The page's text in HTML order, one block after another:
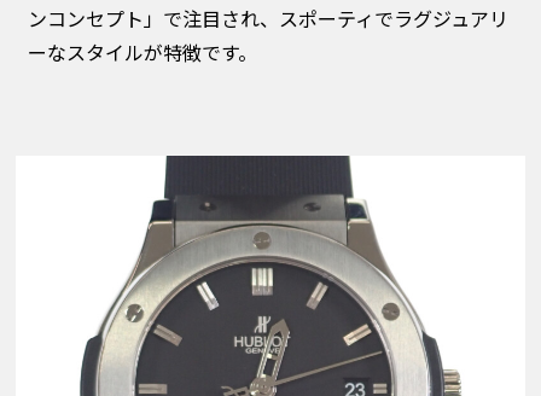
ンコンセプト」で注目され、スポーティでラグジュアリ
ーなスタイルが特徴です。